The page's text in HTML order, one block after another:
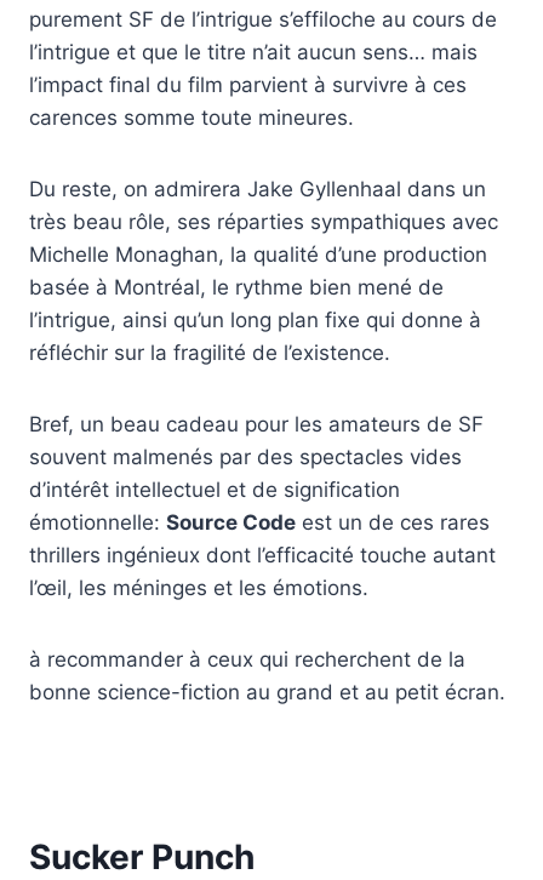
purement SF de l’intrigue s’effiloche au cours de
l’intrigue et que le titre n’ait aucun sens… mais
l’impact final du film parvient à survivre à ces
carences somme toute mineures.
Du reste, on admirera Jake Gyllenhaal dans un
très beau rôle, ses réparties sympathiques avec
Michelle Monaghan, la qualité d’une production
basée à Montréal, le rythme bien mené de
l’intrigue, ainsi qu’un long plan fixe qui donne à
réfléchir sur la fragilité de l’existence.
Bref, un beau cadeau pour les amateurs de SF
souvent malmenés par des spectacles vides
d’intérêt intellectuel et de signification
émotionnelle: Source Code est un de ces rares
thrillers ingénieux dont l’efficacité touche autant
l’œil, les méninges et les émotions.
à recommander à ceux qui recherchent de la
bonne science-fiction au grand et au petit écran.
Sucker Punch